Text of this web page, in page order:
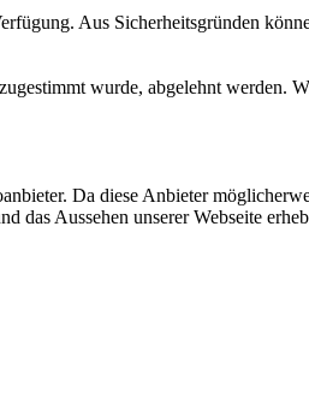
Aus Sicherheitsgründen
wurde, abgelehnt werden.
Da diese Anbieter
Aussehen unserer Webseite